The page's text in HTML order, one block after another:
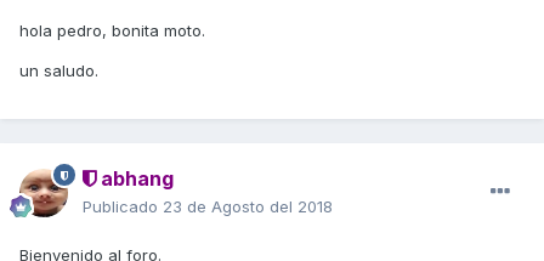
hola pedro, bonita moto.
un saludo.
abhang
Publicado 23 de Agosto del 2018
Bienvenido al foro.